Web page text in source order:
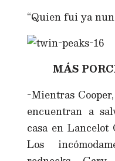
“Quien fui ya
MÁS
-Mientras
encuentran a
casa en
Los